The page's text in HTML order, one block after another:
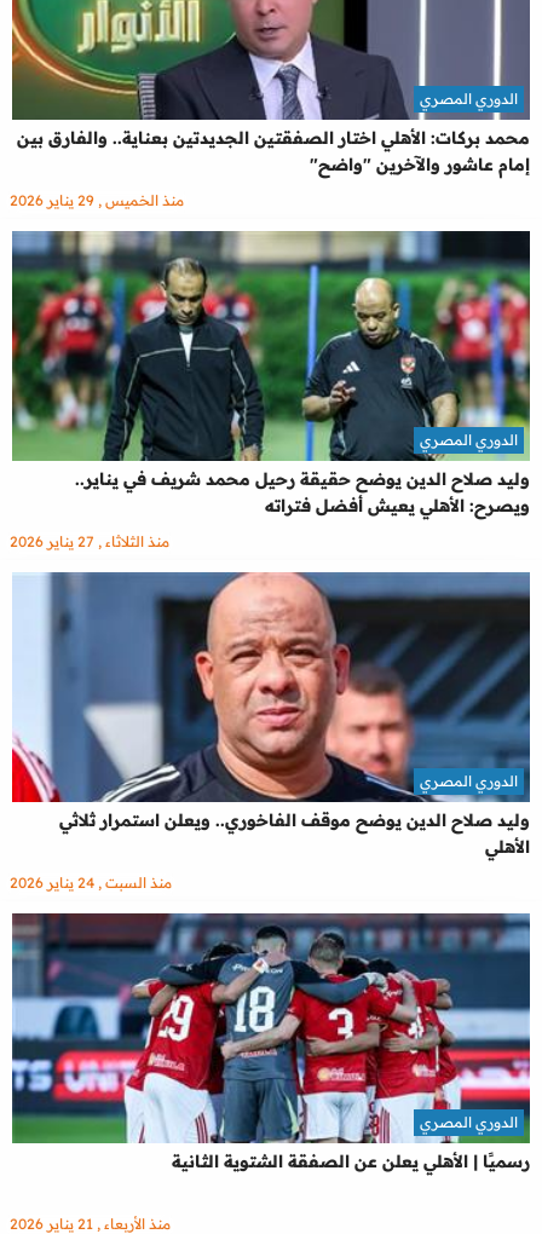
محمد بركات: الأهلي اختار الصفقتين الجديدتين بعناية.. والفارق بين
إمام عاشور والآخرين "واضح"
الدوري المصري
منذ الخميس , 29 يناير 2026
وليد صلاح الدين يوضح حقيقة رحيل محمد شريف في يناير..
ويصرح: الأهلي يعيش أفضل فتراته
الدوري المصري
منذ الثلاثاء , 27 يناير 2026
وليد صلاح الدين يوضح موقف الفاخوري.. ويعلن استمرار ثلاثي
الأهلي
الدوري المصري
منذ السبت , 24 يناير 2026
رسميًا | الأهلي يعلن عن الصفقة الشتوية الثانية
الدوري المصري
منذ الأربعاء , 21 يناير 2026